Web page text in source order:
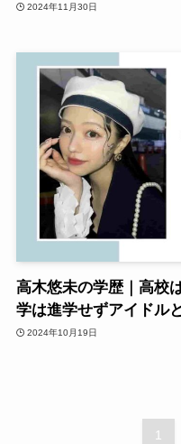
2024年11月30日
高木悠未の学歴｜高校
学は進学せずアイドル
2024年10月19日
1